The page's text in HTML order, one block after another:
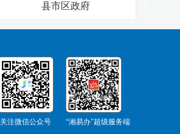
县市区政府
关注微信公众号 “湘易办”超级服务端